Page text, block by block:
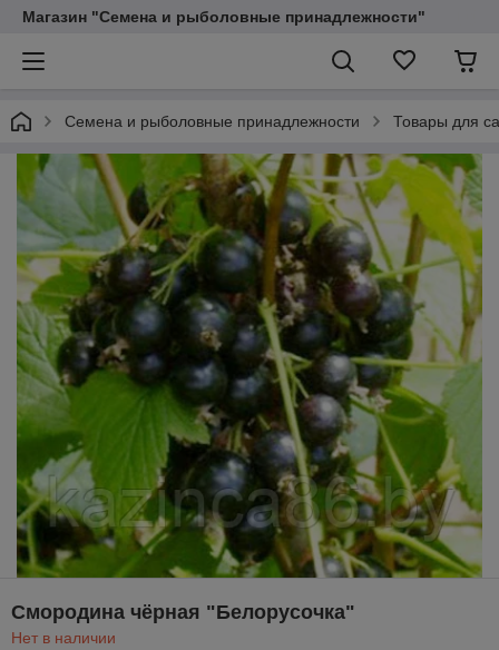
Магазин "Семена и рыболовные принадлежности"
Семена и рыболовные принадлежности Товары для
Смородина чёрная "Белорусочка"
Нет в наличии